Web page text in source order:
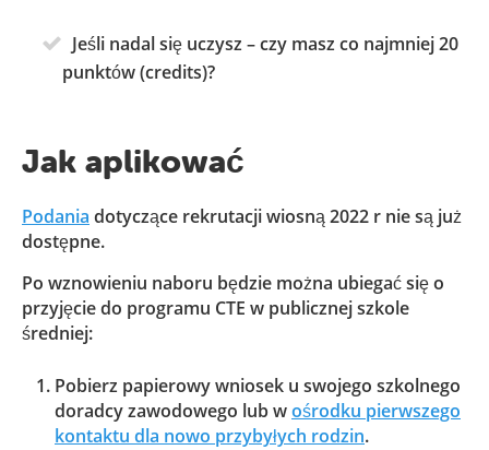
Jeśli nadal się uczysz – czy masz co najmniej 20
punktów (credits)?
Jak aplikować
Podania dotyczące rekrutacji wiosną 2022 r nie są już
dostępne.
Po wznowieniu naboru będzie można ubiegać się o
przyjęcie do programu CTE w publicznej szkole
średniej:
Pobierz papierowy wniosek u swojego szkolnego
doradcy zawodowego lub wośrodku pierwszego
kontaktu dla nowo przybyłych rodzin.